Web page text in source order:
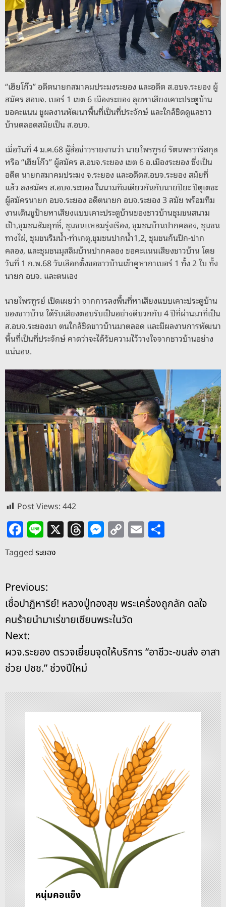
k
“เฮียโก๊ว” อดีตนายกสมาคมประมงระยอง และอดีต ส.อบจ.ระยอง ผู้
สมัคร สอบจ. เบอร์ 1 เขต 6 เมืองระยอง ลุยหาเสียงเคาะประตูบ้าน
ขอคะแนน ชูผลงานพัฒนาพื้นที่เป็นที่ประจักษ์ และใกล้ชิดดูแลชาว
บ้านตลอดสมัยเป็น ส.อบจ.
เมื่อวันที่ 4 ม.ค.68 ผู้สื่อข่าวรายงานว่า นายไพรฑูรย์ รัตนพรวารีสกุล
หรือ “เฮียโก๊ว” ผู้สมัคร ส.อบจ.ระยอง เขต 6 อ.เมืองระยอง ซึ่งเป็น
อดีต นายกสมาคมประมง จ.ระยอง และอดีตส.อบจ.ระยอง สมัยที่
แล้ว ลงสมัคร ส.อบจ.ระยอง ในนามทีมเดียวกันกับนายปิยะ ปิตุเตชะ
ผู้สมัครนายก อบจ.ระยอง อดีตนายก อบจ.ระยอง 3 สมัย พร้อมทีม
งานเดินชูป้ายหาเสียงแบบเคาะประตูบ้านของชาวบ้านชุมชนสนาม
เป้า,ชุมชนสัมฤทธิ์, ชุมชนแหลมรุ่งเรือง, ชุมชนบ้านปากคลอง, ชุมชน
ทางไผ่, ชุมชนริมน้ำ-ท่าเกตุ,ชุมชนปากน้ำ1,2, ชุมชนก้นปึก-ปาก
คลอง, และชุมชนมุสลิมบ้านปากคลอง ขอคะแนนเสียงชาวบ้าน โดย
วันที่ 1 ก.พ.68 วันเลือกตั้งขอชาวบ้านเข้าคูหากาเบอร์ 1 ทั้ง 2 ใบ ทั้ง
นายก อบจ. และตนเอง
นายไพรฑูรย์ เปิดเผยว่า จากการลงพื้นที่หาเสียงแบบเคาะประตูบ้าน
ของชาวบ้าน ได้รับเสียงตอบรับเป็นอย่างดีบวกกับ 4 ปีที่ผ่านมาที่เป็น
ส.อบจ.ระยองมา ตนใกล้ชิดชาวบ้านมาตลอด และมีผลงานการพัฒนา
พื้นที่เป็นที่ประจักษ์ คาดว่าจะได้รับความไว้วางใจจากชาวบ้านอย่าง
แน่นอน.
Post Views:442
F
a
c
e
b
o
o
k
Li
n
e
X T
h
d
s
M
e
n
g
er
C
o
Li
n
k
E
m
Tagged ระยอง
แ
น
ะ
แ
น
ว
เ
รื่
อ
ง
Previous:
เชื่อปาฏิหาริย์! หลวงปู่ทองสุข พระเครื่องถูกลัก ดลใจ
คนร้ายนำมาเร่ขายเซียนพระในวัด
Next:
ผวจ.ระยอง ตรวจเยี่ยมจุดให้บริการ “อาชีวะ-ขนส่ง อาสา
ช่วย ปชช.” ช่วงปีใหม่
หนุ่มคอแข็ง